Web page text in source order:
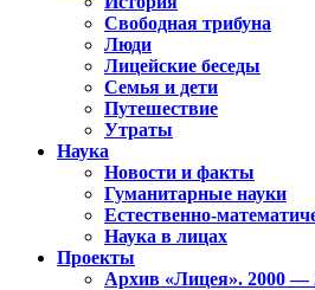
Свободная трибуна
Люди
Лицейские беседы
Семья и дети
Путешествие
Утраты
Наука
Новости и факты
Гуманитарные науки
Естественно-
Наука в лицах
Проекты
Архив «Лицея». 2000 —